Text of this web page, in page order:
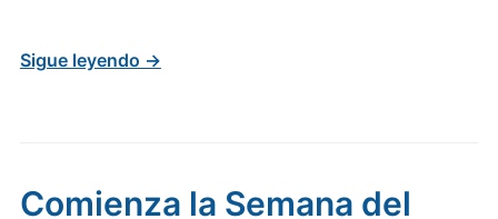
Sigue leyendo →
Comienza la Semana del